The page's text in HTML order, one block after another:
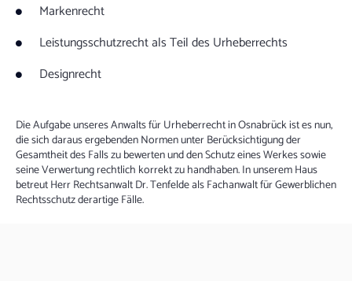
Markenrecht
Leistungsschutzrecht als Teil des Urheberrechts
Designrecht
Die Aufgabe unseres Anwalts für Urheberrecht in Osnabrück ist es nun,
die sich daraus ergebenden Normen unter Berücksichtigung der
Gesamtheit des Falls zu bewerten und den Schutz eines Werkes sowie
seine Verwertung rechtlich korrekt zu handhaben. In unserem Haus
betreut Herr Rechtsanwalt Dr. Tenfelde als Fachanwalt für Gewerblichen
Rechtsschutz derartige Fälle.